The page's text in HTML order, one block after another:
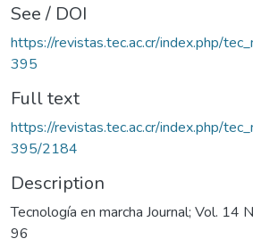
See / DOI
https://revistas.tec.ac.cr/index.php/
395
Full text
https://revistas.tec.ac.cr/index.php/
395/2184
Description
Tecnología en marcha Journal; Vol. 14
96